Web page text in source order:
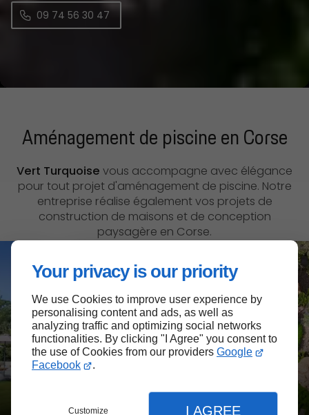
Your privacy is our priority
We use Cookies to improve user experience by
personalising content and ads, as well as
analyzing traffic and optimizing social networks
functionalities. By clicking "I Agree" you consent to
the use of Cookies from our providers Google
Facebook
.
Customize I AGREE
09 74 56 30 47
Aménagement de piscine en Corse
Vert Turquoise vous accompagne avec élégance
pour tout projet d'aménagement de piscine. Notre
entreprise réalise également vos projets de
construction de maisons et de conception
paysagère en Corse.